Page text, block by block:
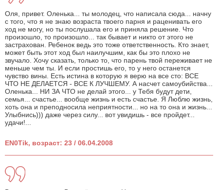
Оля, привет. Оленька... ты молодец, что написала сюда... начну
с того, что я не знаю возраста твоего парня и раценивать его
ход не могу, но ты послушала его и приняла решение. Что
произошло, то произошло... так бывает и никто от этого не
застрахован. Ребенок ведь это тоже ответственность. Кто знает,
может быть этот ход был наилучшим, как бы это плохо не
звучало. Хочу сказать, только то, что парень твой переживает не
меньше чем ты. И если простишь его, то у него останется
чувство вины. Есть истина в которую я верю на все сто: ВСЕ
ЧТО НЕ ДЕЛАЕТСЯ - ВСЕ К ЛУЧШЕМУ. А насчет самоубийства...
Оленька... НИ ЗА ЧТО не делай этого... у Тебя будут дети,
семья... счастье... вообще жизнь и есть счастье. Я Люблю жизнь,
хоть она и преподносила неприятности... но на то она и жизнь...
Улыбнись))) даже через силу... вот увидишь - все пройдет...
удачи!...
EN0Tik, возраст: 23 / 06.04.2008